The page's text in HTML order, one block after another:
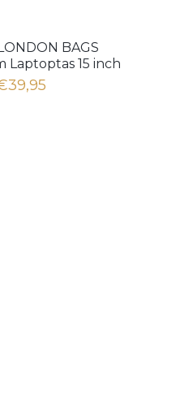
BAGS
Laptoptas 15 inch
wit